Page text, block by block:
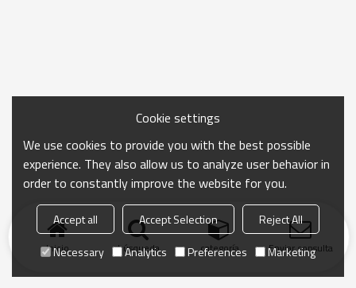
Inicio búsqueda categoría Enviar consulta
Cookie settings
We use cookies to provide you with the best possible
experience. They also allow us to analyze user behavior in
order to constantly improve the website for you.
Accept all Accept Selection
Reject All
Necessary
Analytics Preferences Marketing